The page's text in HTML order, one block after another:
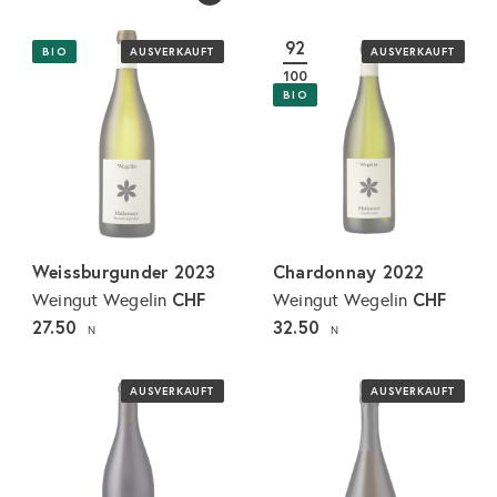
AUSVERKAUFT
BIO
Weissburgunder 2023
Weingut Wegelin CHF
27.50
N
AUSVERKAUFT
92
100
BIO
Chardonnay 2022
Weingut Wegelin CHF
32.50
N
AUSVERKAUFT AUSVERKAUFT